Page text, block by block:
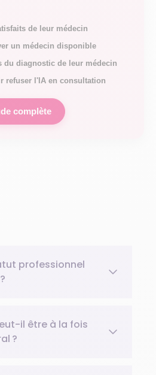
de leur médecin
un médecin disponible
du diagnostic de leur médecin
refuser l'IA en consultation
complète
professionnel
il être à la fois
?